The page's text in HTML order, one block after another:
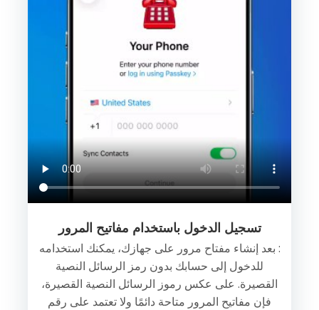
تسجيل الدخول باستخدام مفاتيح المرور
: بعد إنشاء مفتاح مرور على جهازك، يمكنك استخدامه
للدخول إلى حسابك بدون رمز الرسائل النصية
القصيرة. على عكس رموز الرسائل النصية القصيرة،
فإن مفاتيح المرور متاحة دائمًا ولا تعتمد على رقم